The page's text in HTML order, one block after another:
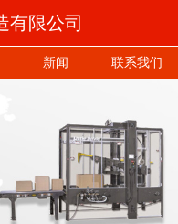
有限公司
新闻 联系我们